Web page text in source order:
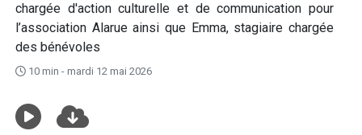
chargée d'action culturelle et de communication pour
l’association Alarue ainsi que Emma, stagiaire chargée
des bénévoles
10 min - mardi 12 mai 2026